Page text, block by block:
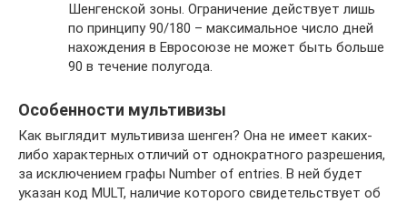
Шенгенской зоны. Ограничение действует лишь
по принципу 90/180 – максимальное число дней
нахождения в Евросоюзе не может быть больше
90 в течение полугода.
Особенности мультивизы
Как выглядит мультивиза шенген? Она не имеет каких-
либо характерных отличий от однократного разрешения,
за исключением графы Number of entries. В ней будет
указан код MULT, наличие которого свидетельствует об